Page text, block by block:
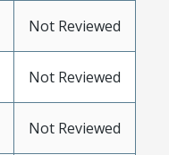
Not Reviewed
Not Reviewed
Not Reviewed